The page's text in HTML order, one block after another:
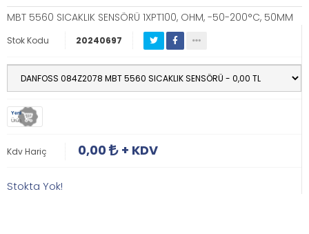
MBT 5560 SICAKLIK SENSÖRÜ 1XPT100, OHM, -50-200°C, 50MM
Stok Kodu 20240697
Yeni
Ürün
Kdv Hariç 0,00 + KDV
Stokta Yok!